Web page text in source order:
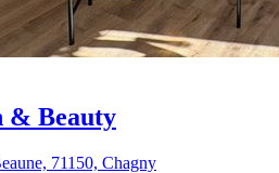
& Beauty
71150, Chagny